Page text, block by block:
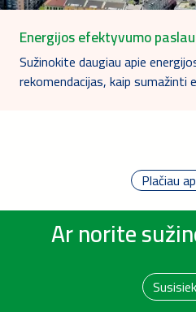
Energijos efektyvumo
Sužinokite daugiau apie
rekomendacijas, kaip sumažinti
Plačiau
Ar norite